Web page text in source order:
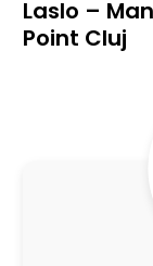
Laslo –
Point Cluj